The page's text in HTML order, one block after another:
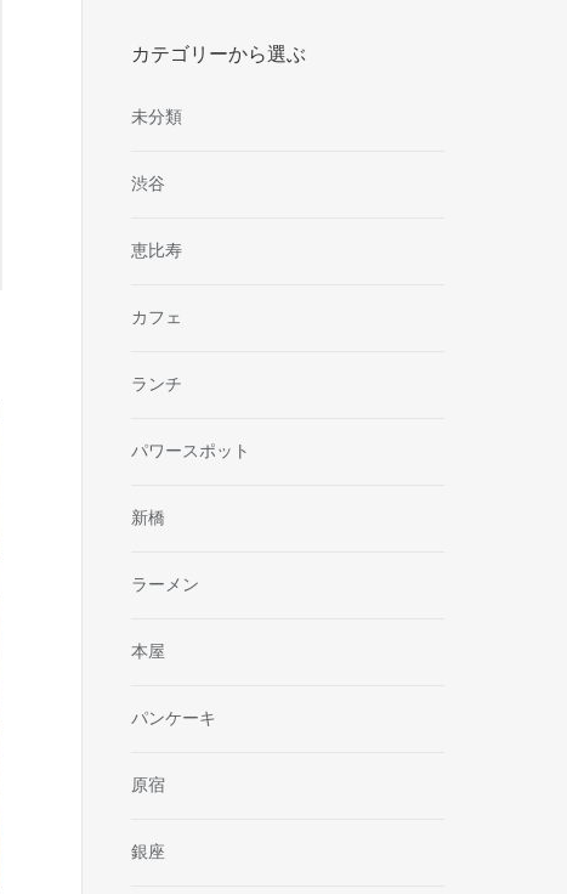
カテゴリーから選ぶ
未分類
渋谷
恵比寿
カフェ
ランチ
パワースポット
新橋
ラーメン
本屋
パンケーキ
原宿
銀座